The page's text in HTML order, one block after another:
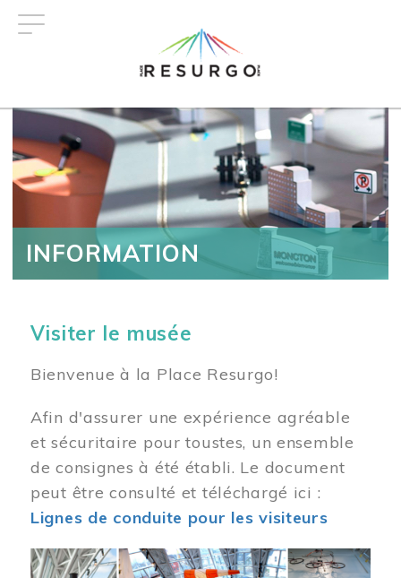
INFORMATION
Visiter le musée
Bienvenue à la Place Resurgo!
Afin d'assurer une expérience agréable
et sécuritaire pour toustes, un ensemble
de consignes à été établi. Le document
peut être consulté et téléchargé ici :
Lignes de conduite pour les visiteurs
Image